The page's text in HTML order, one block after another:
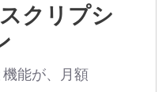
クリプシ
能が、月額